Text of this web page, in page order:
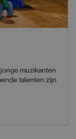
muzikanten
talenten zijn